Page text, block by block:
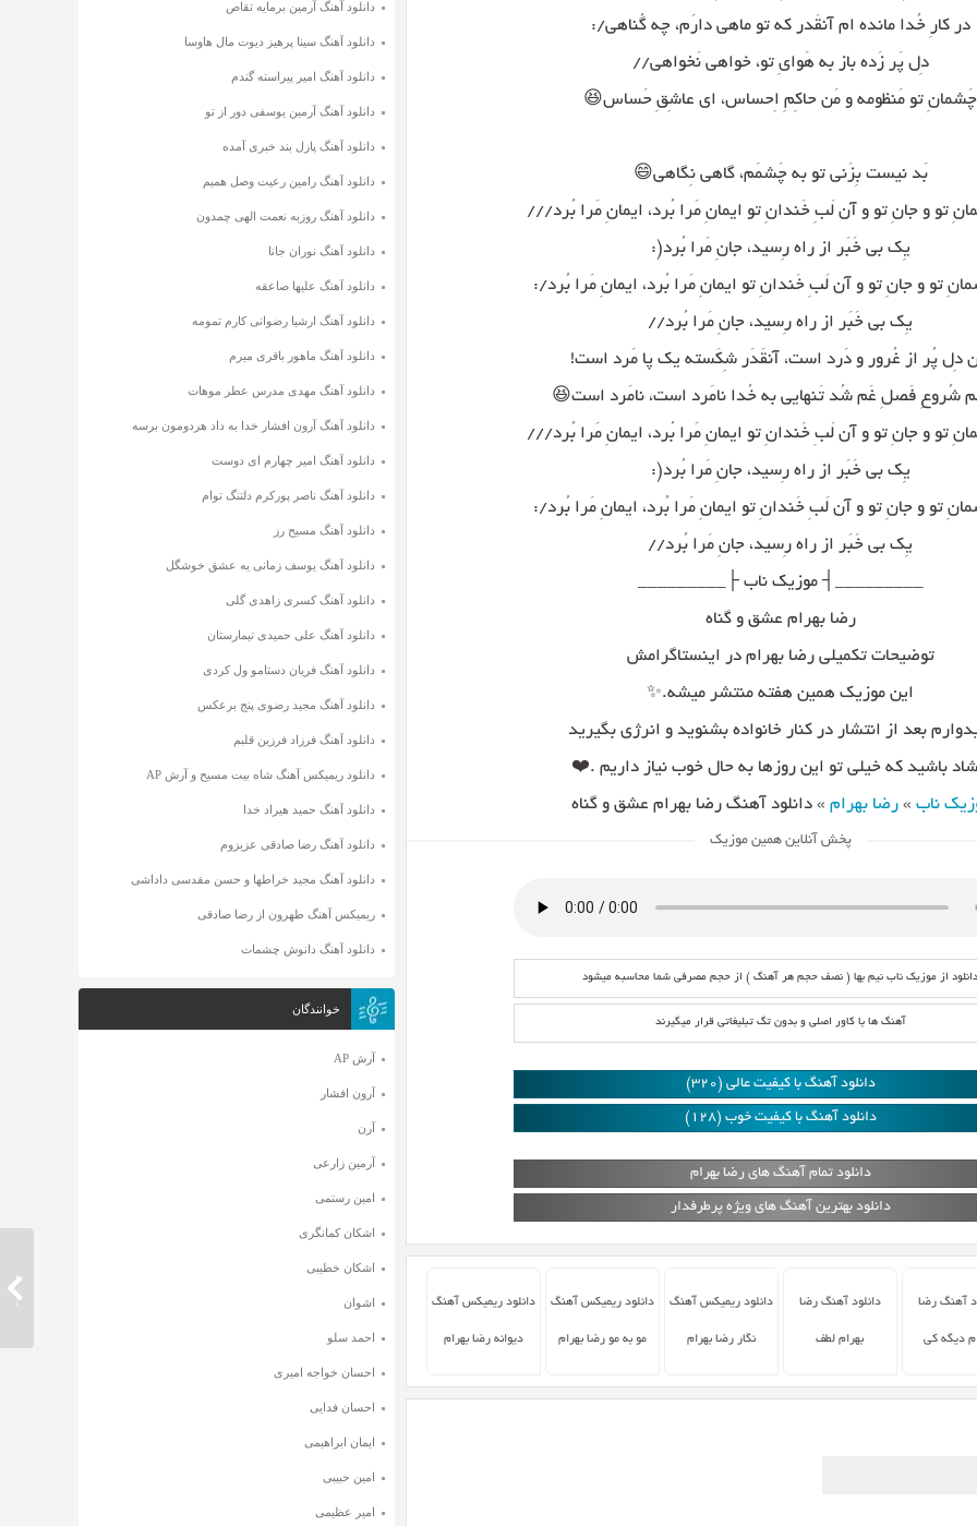
در کارِ خُدا مانده ام آنقَدر که تو ماهی دارَم، چه گُناهی/:
دِل پَر زَده باز به هَوایِ تو، خواهی نَخواهی//
چَشمانِ تو مَنظومه و مَن حاکِمِ اِحساس، ای عاشِقِ حَساس😆
بَد نیست بِزَنی تو به چَشمَم، گاهی نِگاهی😄
تو و جانِ تو و آن لَبِ خَندانِ تو ایمانِ مَرا بُرد، ایمانِ مَرا بُرد///
یِک بی خَبَر از راه رِسید، جانِ مَرا بُرد(:
تو و جانِ تو و آن لَبِ خَندانِ تو ایمانِ مَرا بُرد، ایمانِ مَرا بُرد/:
یِک بی خَبَر از راه رِسید، جانِ مَرا بُرد//
دِل پُر از غُرور و دَرد است، آنقَدَر شِکَسته یک پا مَرد است!
شُروعِ فَصلِ غَم شُد تَنهایی به خُدا نامَرد است، نامَرد است😆
تو و جانِ تو و آن لَبِ خَندانِ تو ایمانِ مَرا بُرد، ایمانِ مَرا بُرد///
یِک بی خَبَر از راه رِسید، جانِ مَرا بُرد(:
تو و جانِ تو و آن لَبِ خَندانِ تو ایمانِ مَرا بُرد، ایمانِ مَرا بُرد/:
یِک بی خَبَر از راه رِسید، جانِ مَرا بُرد//
_________┤ موزیک ناب ├_________
رضا بهرام عشق و گناه
توضیحات تکمیلی رضا بهرام در اینستاگرامش
این موزیک همین هفته منتشر میشه.✨
بعد از انتشار در کنار خانواده بشنوید و انرژی بگیرید
باشید که خیلی تو این روزها به حال خوب نیاز داریم .❤️
ناب »رضا بهرام »دانلود آهنگ رضا بهرام عشق و گناه
پخش آنلاین همین موزیک
دانلود از موزیک ناب نیم بها ( نصف حجم هر آهنگ ) از حجم مصرفی شما محاسبه میشود
آهنگ ها با کاور اصلی و بدون تگ تبلیغاتی قرار میگیرند
دانلود آهنگ با کیفیت عالی (320)
دانلود آهنگ با کیفیت خوب (128)
دانلود تمام آهنگ های رضا بهرام
دانلود بهترین آهنگ های ویژه پرطرفدار
باران
آهنگ رضا
دیگه کی
دانلود آهنگ رضا
بهرام لطف
دانلود ریمیکس آهنگ
نگار رضا بهرام
دانلود ریمیکس آهنگ
مو به مو رضا بهرام
دانلود ریمیکس آهنگ
دیوانه رضا بهرام
دانلود آهنگ آرمین برمایه تقاص
دانلود آهنگ سینا پرهیز دیوت مال هاوسا
دانلود آهنگ امیر پیراسته گندم
دانلود آهنگ آرمین یوسفی دور از تو
دانلود آهنگ پازل بند خبری آمده
دانلود آهنگ رامین رعیت وصل همیم
دانلود آهنگ روزبه نعمت الهی چمدون
دانلود آهنگ نوران جانا
دانلود آهنگ علیها صاعقه
دانلود آهنگ ارشیا رضوانی کارم تمومه
دانلود آهنگ ماهور باقری میرم
دانلود آهنگ مهدی مدرس عطر موهات
دانلود آهنگ آرون افشار خدا به داد هردومون برسه
دانلود آهنگ امیر چهارم ای دوست
دانلود آهنگ ناصر پورکرم دلتنگ توام
دانلود آهنگ مسیح رز
دانلود آهنگ یوسف زمانی یه عشق خوشگل
دانلود آهنگ کسری زاهدی گلی
دانلود آهنگ علی حمیدی تیمارستان
دانلود آهنگ فریان دستامو ول کردی
دانلود آهنگ مجید رضوی پنج برعکس
دانلود آهنگ فرزاد فرزین قلبم
دانلود ریمیکس آهنگ شاه بیت مسیح و آرش AP
دانلود آهنگ حمید هیراد خدا
دانلود آهنگ رضا صادقی عزیزوم
دانلود آهنگ مجید خراطها و حسن مقدسی داداشی
ریمیکس آهنگ طهرون از رضا صادقی
دانلود آهنگ دانوش چشمات
خوانندگان
آرش AP
آرون افشار
آرن
آرمین زارعی
امین رستمی
اشکان کمانگری
اشکان خطیبی
اشوان
احمد سلو
احسان خواجه امیری
احسان فدایی
ایمان ابراهیمی
امین حبیبی
امیر عظیمی